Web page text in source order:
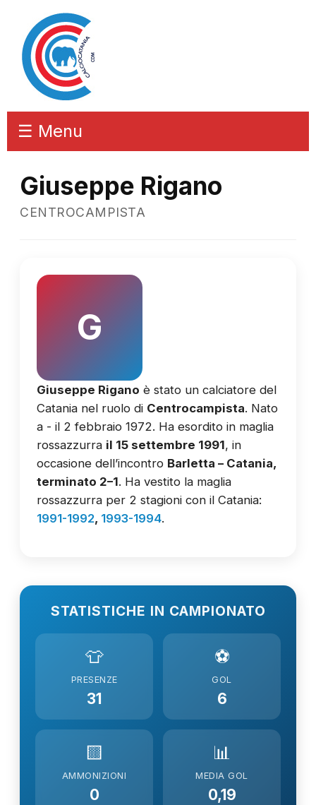
☰ Menu
Giuseppe Rigano
CENTROCAMPISTA
G
Giuseppe Rigano è stato un calciatore del
Catania nel ruolo di Centrocampista. Nato
a - il 2 febbraio 1972. Ha esordito in maglia
rossazzurra il 15 settembre 1991, in
occasione dell’incontro Barletta – Catania,
terminato 2–1. Ha vestito la maglia
rossazzurra per 2 stagioni con il Catania:
1991-1992, 1993-1994.
STATISTICHE IN CAMPIONATO
👕
PRESENZE
31
⚽
GOL
6
🟨
AMMONIZIONI
0
📊
MEDIA GOL
0,19